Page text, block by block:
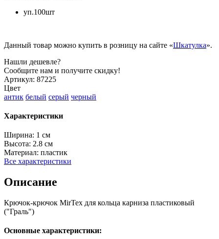
уп.100шт
Данный товар можно купить в розницу на сайте «Шкатулка».
Нашли дешевле?
Сообщите нам и получите скидку!
Артикул: 87225
Цвет
антик белый серый черный
Характеристики
Ширина: 1 см
Высота: 2.8 см
Материал: пластик
Все характеристики
Описание
Крючок-крючок MirTex для кольца карниза пластиковый
("Граль")
Основные характеристики: